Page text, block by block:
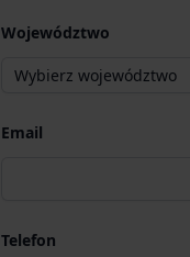
Województwo
Email
Telefon